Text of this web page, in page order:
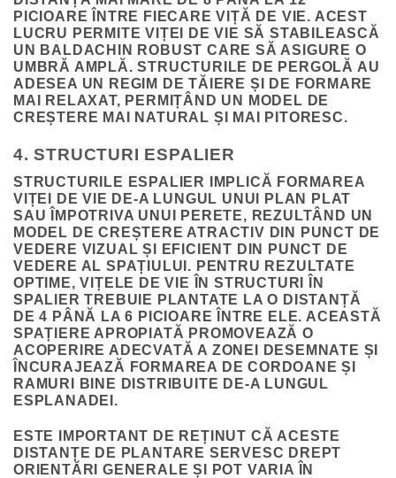
PICIOARE ÎNTRE FIECARE VIȚĂ DE VIE. ACEST
LUCRU PERMITE VIȚEI DE VIE SĂ STABILEASCĂ
UN BALDACHIN ROBUST CARE SĂ ASIGURE O
UMBRĂ AMPLĂ. STRUCTURILE DE PERGOLĂ AU
ADESEA UN REGIM DE TĂIERE ȘI DE FORMARE
MAI RELAXAT, PERMIȚÂND UN MODEL DE
CREȘTERE MAI NATURAL ȘI MAI PITORESC.
4. STRUCTURI ESPALIER
STRUCTURILE ESPALIER IMPLICĂ FORMAREA
VIȚEI DE VIE DE-A LUNGUL UNUI PLAN PLAT
SAU ÎMPOTRIVA UNUI PERETE, REZULTÂND UN
MODEL DE CREȘTERE ATRACTIV DIN PUNCT DE
VEDERE VIZUAL ȘI EFICIENT DIN PUNCT DE
VEDERE AL SPAȚIULUI. PENTRU REZULTATE
OPTIME, VIȚELE DE VIE ÎN STRUCTURI ÎN
SPALIER TREBUIE PLANTATE LA O DISTANȚĂ
DE 4 PÂNĂ LA 6 PICIOARE ÎNTRE ELE. ACEASTĂ
SPAȚIERE APROPIATĂ PROMOVEAZĂ O
ACOPERIRE ADECVATĂ A ZONEI DESEMNATE ȘI
ÎNCURAJEAZĂ FORMAREA DE CORDOANE ȘI
RAMURI BINE DISTRIBUITE DE-A LUNGUL
ESPLANADEI.
ESTE IMPORTANT DE REȚINUT CĂ ACESTE
DISTANȚE DE PLANTARE SERVESC DREPT
ORIENTĂRI GENERALE ȘI POT VARIA ÎN